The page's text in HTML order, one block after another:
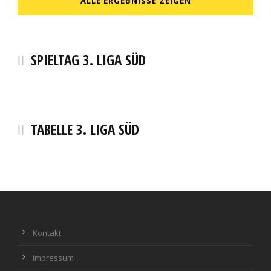
SPIELTAG 3. LIGA SÜD
TABELLE 3. LIGA SÜD
Kontakt
Impressum